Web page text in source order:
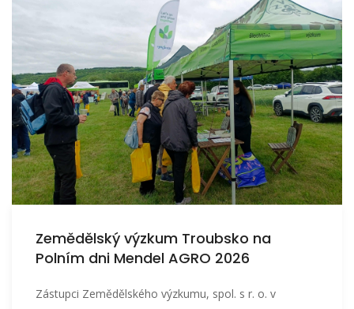
Zemědělský výzkum Troubsko na
Polním dni Mendel AGRO 2026
Zástupci Zemědělského výzkumu, spol. s r. o. v